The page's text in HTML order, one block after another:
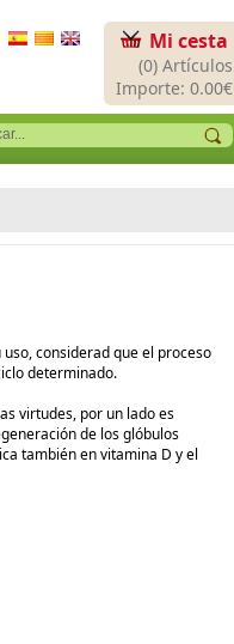
Mi cesta
(0) Artículos
Importe: 0.00€
considerad que el proceso
determinado.
virtudes, por un lado es
de los glóbulos
también en vitamina D y el